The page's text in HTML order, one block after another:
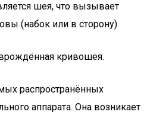
шея, что вызывает
(набок или в сторону).
кривошея.
распространённых
аппарата. Она возникает